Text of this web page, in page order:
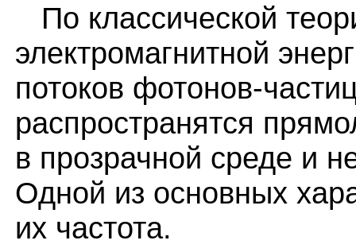
По классической
электромагнитной
потоков фотонов-
распространятся
в прозрачной среде и
Одной из основных
их частота.